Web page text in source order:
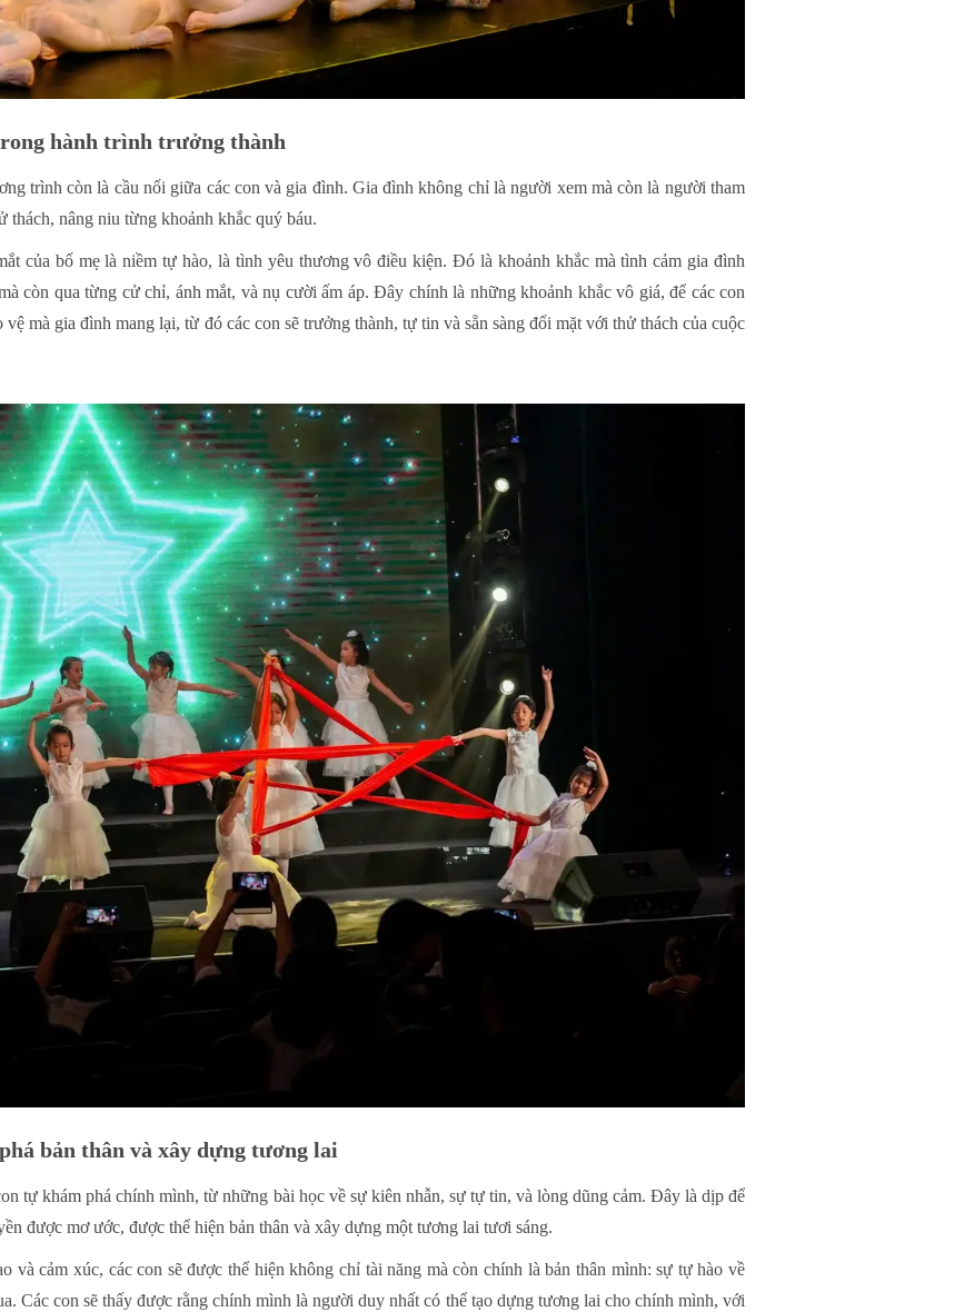
hành trình trưởng thành
trình còn là cầu nối giữa các con và gia đình. Gia đình không chỉ là người xem mà còn là người tham
thách, nâng niu từng khoảnh khắc quý báu.
của bố mẹ là niềm tự hào, là tình yêu thương vô điều kiện. Đó là khoảnh khắc mà tình cảm gia đình
còn qua từng cử chỉ, ánh mắt, và nụ cười ấm áp. Đây chính là những khoảnh khắc vô giá, để các con
mà gia đình mang lại, từ đó các con sẽ trưởng thành, tự tin và sẵn sàng đối mặt với thử thách của cuộc
bản thân và xây dựng tương lai
tự khám phá chính mình, từ những bài học về sự kiên nhẫn, sự tự tin, và lòng dũng cảm. Đây là dịp để
được mơ ước, được thể hiện bản thân và xây dựng một tương lai tươi sáng.
và cảm xúc, các con sẽ được thể hiện không chỉ tài năng mà còn chính là bản thân mình: sự tự hào về
Các con sẽ thấy được rằng chính mình là người duy nhất có thể tạo dựng tương lai cho chính mình, với